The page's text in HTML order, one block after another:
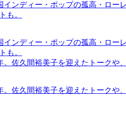
インディー・ポップの孤高・ロ
も。
インディー・ポップの孤高・ロ
も。
佐久間裕美子を迎えたトークや
佐久間裕美子を迎えたトークや